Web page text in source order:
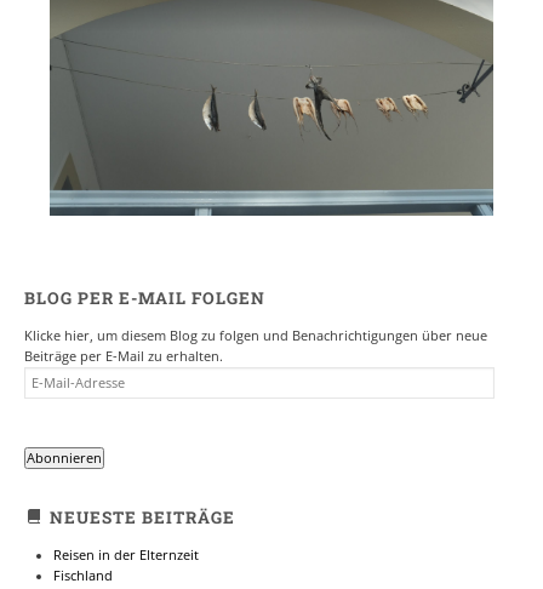
BLOG PER E-MAIL FOLGEN
Klicke hier, um diesem Blog zu folgen und Benachrichtigungen über neue
Beiträge per E-Mail zu erhalten.
E-
MAIL-
Abonnieren
NEUESTE BEITRÄGE
Reisen in der Elternzeit
Fischland